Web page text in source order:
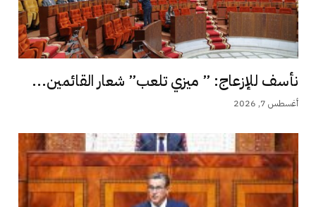
نأسف للإزعاج: ” ميزي تلعب” شعار القائمين...
أغسطس 7, 2026